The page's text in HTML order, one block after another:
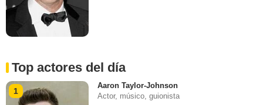
Top actores del día
1
Aaron Taylor-Johnson
Actor, músico, guionista